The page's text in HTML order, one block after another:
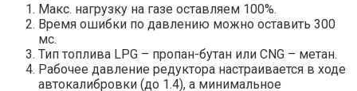
Макс. нагрузку на газе оставляем 100%.
Время ошибки по давлению можно оставить 300
мс.
Тип топлива LPG – пропан-бутан или CNG – метан.
Рабочее давление редуктора настраивается в ходе
автокалибровки (до 1.4), а минимальное